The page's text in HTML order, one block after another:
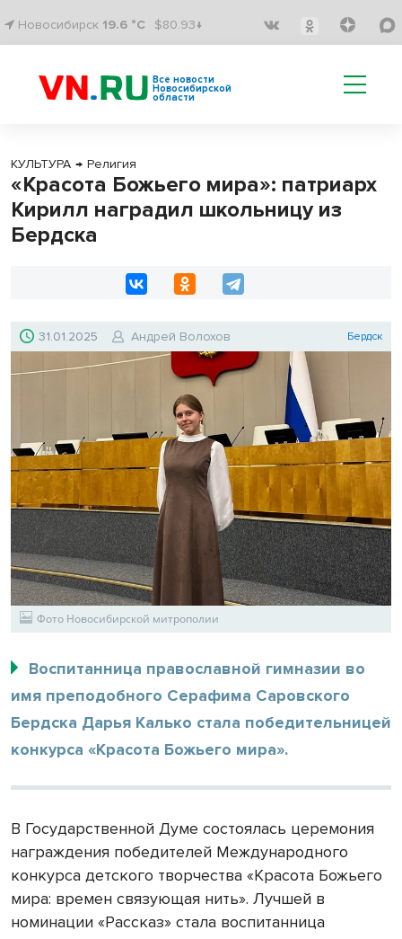
Новосибирск 19.6 °C $80.93↓
Все новости
Новосибирской
области
КУЛЬТУРА → Религия
«Красота Божьего мира»: патриарх
Кирилл наградил школьницу из
Бердска
31.01.2025 Андрей Волохов Бердск
Фото Новосибирской митрополии
Воспитанница православной гимназии во
имя преподобного Серафима Саровского
Бердска Дарья Калько стала победительницей
конкурса «Красота Божьего мира».
В Государственной Думе состоялась церемония
награждения победителей Международного
конкурса детского творчества «Красота Божьего
мира: времен связующая нить». Лучшей в
номинации «Рассказ» стала воспитанница